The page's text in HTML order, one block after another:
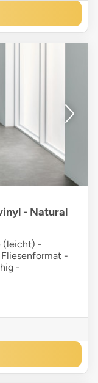
- Natural
(leicht) -
-
-